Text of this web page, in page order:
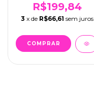
R$199,84
3 x de R$66,61 sem juros